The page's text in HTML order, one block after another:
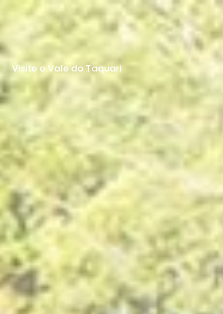
Visite o Vale do Taquari